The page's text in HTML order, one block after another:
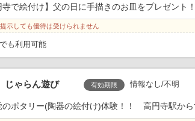
寺で絵付け】父の日に手描きのお皿をプレゼント
示しても優待は受けられません
も利用可能
じゃらん遊び 有効期限 情報なし/不明
のポタリー(陶器の絵付け)体験！！ 高円寺駅か